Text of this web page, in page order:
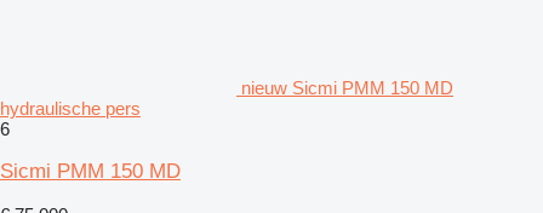
nieuw Sicmi PMM 150 MD
hydraulische pers
6
Sicmi PMM 150 MD